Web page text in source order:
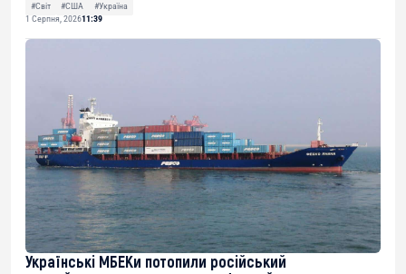
#Світ
#США
#Україна
1 Серпня, 202611:39
Українські МБЕКи потопили російський